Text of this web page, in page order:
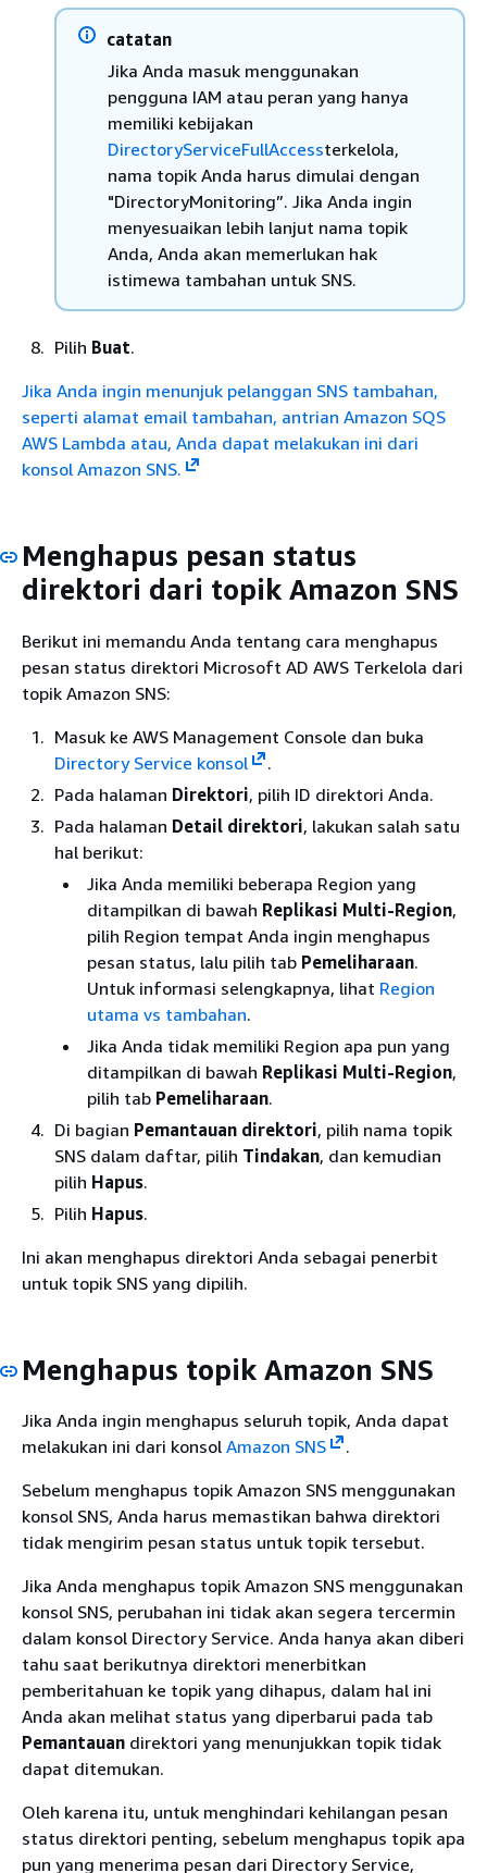
catatan
Jika Anda masuk menggunakan
pengguna IAM atau peran yang hanya
memiliki kebijakan
DirectoryServiceFullAccessterkelola,
nama topik Anda harus dimulai dengan
"DirectoryMonitoring”. Jika Anda ingin
menyesuaikan lebih lanjut nama topik
Anda, Anda akan memerlukan hak
istimewa tambahan untuk SNS.
Pilih Buat.
Jika Anda ingin menunjuk pelanggan SNS tambahan,
seperti alamat email tambahan, antrian Amazon SQS
AWS Lambda atau, Anda dapat melakukan ini dari
konsol Amazon SNS.
Menghapus pesan status
direktori dari topik Amazon SNS
Berikut ini memandu Anda tentang cara menghapus
pesan status direktori Microsoft AD AWS Terkelola dari
topik Amazon SNS:
Masuk ke AWS Management Console dan buka
Directory Service konsol
.
Pada halaman Direktori, pilih ID direktori Anda.
Pada halaman Detail direktori, lakukan salah satu
hal berikut:
Jika Anda memiliki beberapa Region yang
ditampilkan di bawah Replikasi Multi-Region,
pilih Region tempat Anda ingin menghapus
pesan status, lalu pilih tab Pemeliharaan.
Untuk informasi selengkapnya, lihat Region
utama vs tambahan.
Jika Anda tidak memiliki Region apa pun yang
ditampilkan di bawah Replikasi Multi-Region,
pilih tab Pemeliharaan.
Di bagian Pemantauan direktori, pilih nama topik
SNS dalam daftar, pilih Tindakan, dan kemudian
pilih Hapus.
Pilih Hapus.
Ini akan menghapus direktori Anda sebagai penerbit
untuk topik SNS yang dipilih.
Menghapus topik Amazon SNS
Jika Anda ingin menghapus seluruh topik, Anda dapat
melakukan ini dari konsol Amazon SNS
.
Sebelum menghapus topik Amazon SNS menggunakan
konsol SNS, Anda harus memastikan bahwa direktori
tidak mengirim pesan status untuk topik tersebut.
Jika Anda menghapus topik Amazon SNS menggunakan
konsol SNS, perubahan ini tidak akan segera tercermin
dalam konsol Directory Service. Anda hanya akan diberi
tahu saat berikutnya direktori menerbitkan
pemberitahuan ke topik yang dihapus, dalam hal ini
Anda akan melihat status yang diperbarui pada tab
Pemantauan direktori yang menunjukkan topik tidak
dapat ditemukan.
Oleh karena itu, untuk menghindari kehilangan pesan
status direktori penting, sebelum menghapus topik apa
pun yang menerima pesan dari Directory Service,